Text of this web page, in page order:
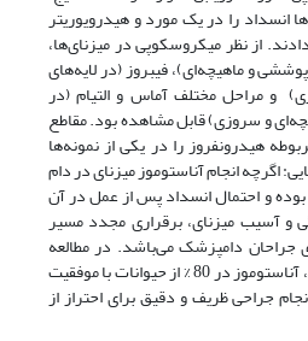
انسداد را در یک مورد و هیدرویوریتر
از نظر میکروسکوپی در میزنای‌ها،
و ماهیچه‌ای)، فیبروز (در لایه‌های
و مراحل مختلف آماس و التیام (در
و سروزی) قابل مشاهده بود. مقاطع
هیدرونفروز را در یکی از نمونه‌ها
اگرچه انجام آناستوموز میزنای در دام
و احتمال انسداد پس از عمل در آن
و آسیب میزنای، برقراری مجدد مسیر
جراحان دامپزشک می‌باشد. در مطالعه
حاضر علیرغم پاره‌ای عوارض، آناستوموز در 80 ‌% از حیوانات با موفقیت
جراحی ظریف و دقیق برای احتراز از